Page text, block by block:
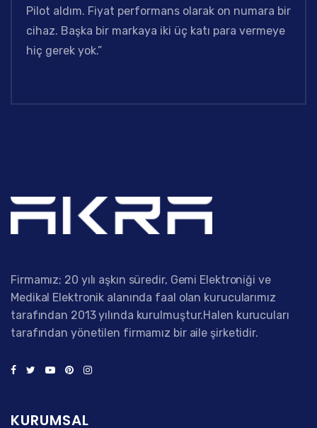
Pilot aldım. Fiyat performans olarak on numara bir
cihaz. Başka bir markaya iki üç katı para vermeye
hiç gerek yok.”
Firmamız; 20 yılı aşkın süredir, Gemi Elektroniği ve
Medikal Elektronik alanında faal olan kurucularımız
tarafından 2013 yılında kurulmuştur.Halen kurucuları
tarafından yönetilen firmamız bir aile şirketidir.
KURUMSAL